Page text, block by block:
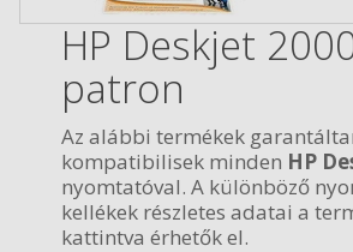
HP Deskjet
patron
Az alábbi termékek
kompatibilisek minden HP
nyomtatóval. A különböző
kellékek részletes adatai a
kattintva érhetők el.